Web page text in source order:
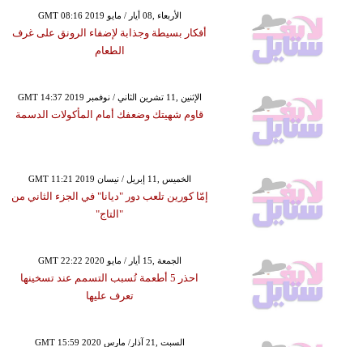
GMT 08:16 2019 الأربعاء ,08 أيار / مايو
أفكار بسيطة وجذابة لإضفاء الرونق على غرف
الطعام
GMT 14:37 2019 الإثنين ,11 تشرين الثاني / نوفمبر
قاوم شهيتك وضعفك أمام المأكولات الدسمة
GMT 11:21 2019 الخميس ,11 إبريل / نيسان
إمّا كورين تلعب دور "ديانا" في الجزء الثاني من
"التاج"
GMT 22:22 2020 الجمعة ,15 أيار / مايو
احذر 5 أطعمة تُسبب التسمم عند تسخينها
تعرف عليها
GMT 15:59 2020 السبت ,21 آذار/ مارس